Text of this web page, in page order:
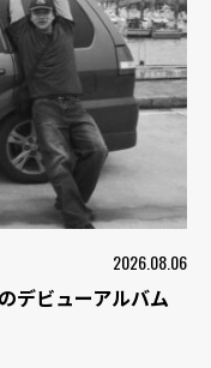
2026.08.06
デビューアルバム